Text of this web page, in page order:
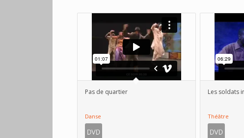
Pas de quartier
Danse
Les soldats
Théâtre